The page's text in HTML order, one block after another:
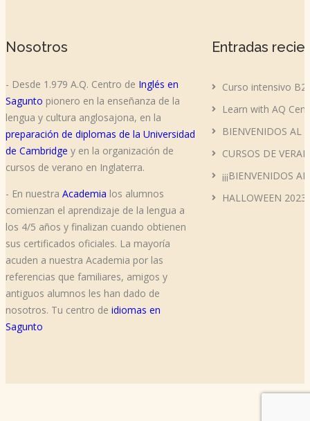
Nosotros
- Desde 1.979 A.Q. Centro de Inglés en
Sagunto pionero en la enseñanza de la
lengua y cultura anglosajona, en la
preparación de diplomas de la Universidad
de Cambridge y en la organización de
cursos de verano en Inglaterra.
- En nuestra Academia los alumnos
comienzan el aprendizaje de la lengua a
los 4/5 años y finalizan cuando obtienen
sus certificados oficiales. La mayoría
acuden a nuestra Academia por las
referencias que familiares, amigos y
antiguos alumnos les han dado de
nosotros. Tu centro de idiomas en
Sagunto
Entradas
Curso intensivo B2
Learn with AQ
BIENVENIDOS AL
CURSOS DE
¡¡¡BIENVENIDOS
HALLOWEEN 2023